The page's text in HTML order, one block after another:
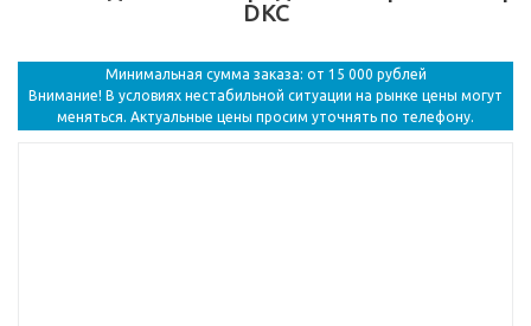
DKC
Минимальная сумма заказа: от 15 000 рублей
Внимание! В условиях нестабильной ситуации на рынке цены могут
меняться. Актуальные цены просим уточнять по телефону.